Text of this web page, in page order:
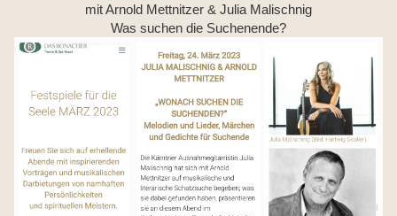
mit Arnold Mettnitzer & Julia Malischnig
Was suchen die Suchenende?